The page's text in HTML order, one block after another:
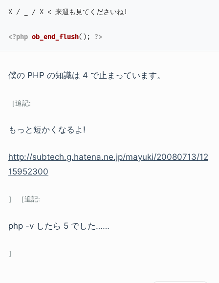
X / _ / X < 来週も見てくださいね!
<?php ob_end_flush(); ?>
僕の PHP の知識は 4 で止まっています。
もっと短かくなるよ!
http://subtech.g.hatena.ne.jp/mayuki/20080713/12
15952300
php -v したら 5 でした……